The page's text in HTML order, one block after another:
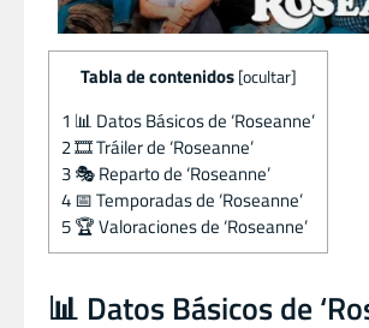
Tabla de contenidos [ocultar]
1 📊 Datos Básicos de ‘Roseanne’
2🎞️ Tráiler de ‘Roseanne’
3🎭 Reparto de ‘Roseanne’
4📅 Temporadas de ‘Roseanne’
5🏆 Valoraciones de ‘Roseanne’
📊 Datos Básicos de